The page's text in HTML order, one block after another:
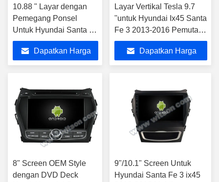
10.88 " Layar dengan
Pemegang Ponsel
Untuk Hyundai Santa Fe
2 2006 - 2012
Multimedia Stereo GPS
CarPlay Player
Dapatkan Harga
Layar Vertikal Tesla 9.7
''untuk Hyundai Ix45 Santa
Fe 3 2013-2016 Pemutar
Multimedia Mobil Android
Dapatkan Harga
8" Screen OEM Style
dengan DVD Deck
9"/10.1" Screen Untuk
Hyundai Santa Fe 3 ix45